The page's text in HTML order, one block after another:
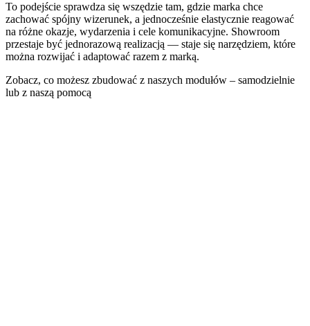
To podejście sprawdza się wszędzie tam, gdzie marka chce
zachować spójny wizerunek, a jednocześnie elastycznie reagować
na różne okazje, wydarzenia i cele komunikacyjne. Showroom
przestaje być jednorazową realizacją — staje się narzędziem, które
można rozwijać i adaptować razem z marką.
Zobacz, co możesz zbudować z naszych modułów – samodzielnie
lub z naszą pomocą